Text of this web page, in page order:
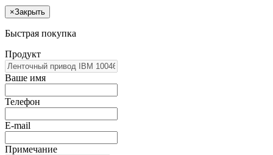
×Закрыть
Быстрая покупка
Продукт
Ваше имя
Телефон
E-mail
Примечание